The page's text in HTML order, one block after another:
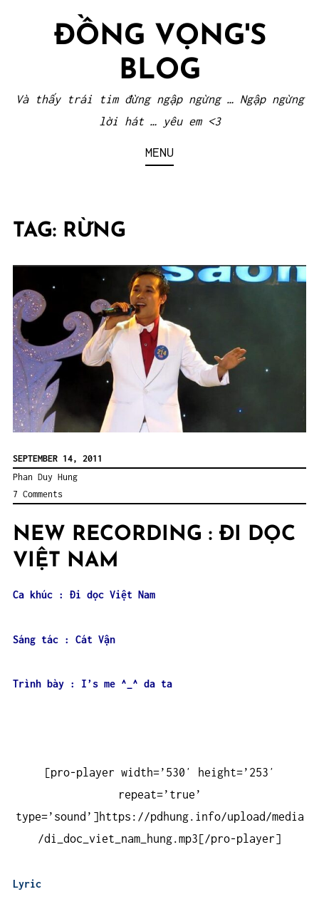
ĐỒNG VỌNG'S
BLOG
Và thấy trái tim đừng ngập ngừng … Ngập ngừng
lời hát … yêu em <3
MENU
TAG: RỪNG
SEPTEMBER 14, 2011
Phan Duy Hung
7 Comments
NEW RECORDING : ĐI DỌC
VIỆT NAM
Ca khúc : Đi dọc Việt Nam
Sáng tác : Cát Vận
Trình bày : I’s me ^_^ da ta
[pro-player width=’530′ height=’253′
repeat=’true’
type=’sound’]https://pdhung.info/upload/media
/di_doc_viet_nam_hung.mp3[/pro-player]
Lyric